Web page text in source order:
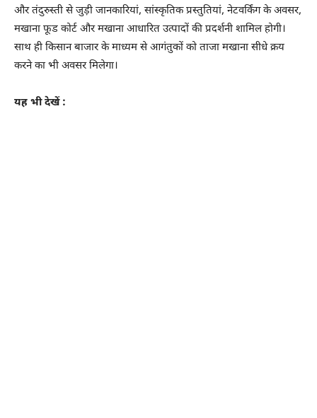
और तंदुरुस्ती से जुड़ी जानकारियां, सांस्कृतिक प्रस्तुतियां, नेटवर्किंग के अवसर,
मखाना फूड कोर्ट और मखाना आधारित उत्पादों की प्रदर्शनी शामिल होगी।
साथ ही किसान बाजार के माध्यम से आगंतुकों को ताजा मखाना सीधे क्रय
करने का भी अवसर मिलेगा।
यह भी देखें :